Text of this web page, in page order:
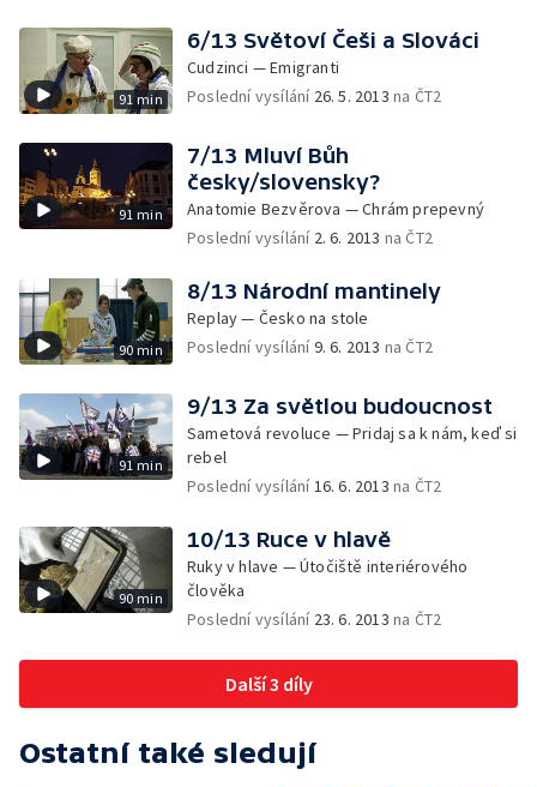
91 min
6/13 Světoví Češi a Slováci
Cudzinci — Emigranti
Poslední vysílání 26. 5. 2013 na ČT2
91 min
7/13 Mluví Bůh
česky/slovensky?
Anatomie Bezvěrova — Chrám prepevný
Poslední vysílání 2. 6. 2013 na ČT2
90 min
8/13 Národní mantinely
Replay — Česko na stole
Poslední vysílání9. 6. 2013 na ČT2
91 min
9/13 Za světlou budoucnost
Sametová revoluce — Pridaj sa k nám, keď si
rebel
Poslední vysílání16. 6. 2013 na ČT2
90 min
10/13 Ruce v hlavě
Ruky v hlave — Útočiště interiérového
člověka
Poslední vysílání 23. 6. 2013 na ČT2
Další 3 díly
Ostatní také sledují